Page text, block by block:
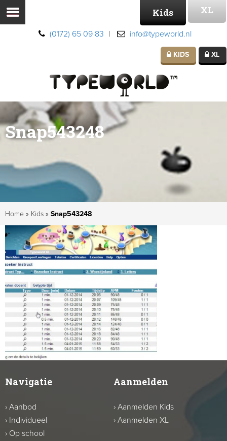
(0172) 65 09 83 | info@typeworld.nl
Kids XL
KIDS XL
Snap543248
Home » Kids » Snap543248
Navigatie
› Aanbod
› Individueel
› Op school
Aanmelden
› Aanmelden Kids
› Aanmelden XL